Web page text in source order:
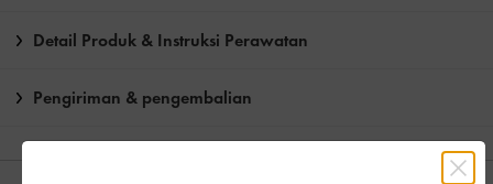
Detail Produk & Instruksi Perawatan
Pengiriman & pengembalian